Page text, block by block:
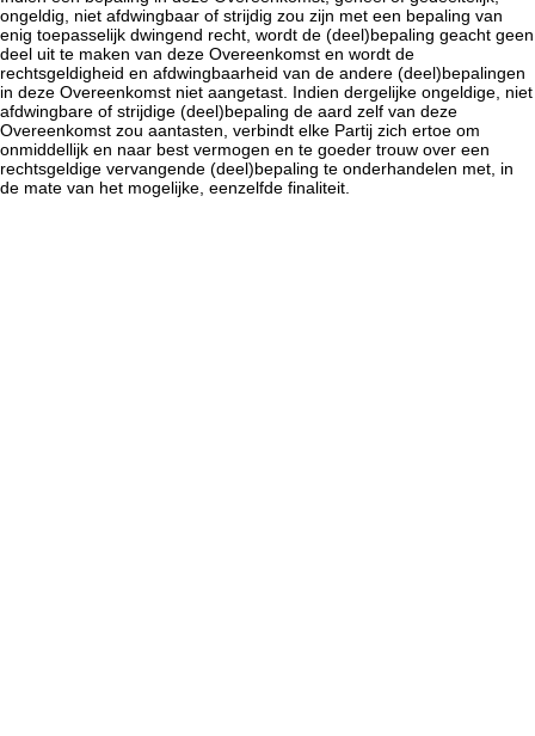
ongeldig, niet afdwingbaar of strijdig zou zijn met een bepaling van
enig toepasselijk dwingend recht, wordt de (deel)bepaling geacht geen
deel uit te maken van deze Overeenkomst en wordt de
rechtsgeldigheid en afdwingbaarheid van de andere (deel)bepalingen
in deze Overeenkomst niet aangetast. Indien dergelijke ongeldige, niet
afdwingbare of strijdige (deel)bepaling de aard zelf van deze
Overeenkomst zou aantasten, verbindt elke Partij zich ertoe om
onmiddellijk en naar best vermogen en te goeder trouw over een
rechtsgeldige vervangende (deel)bepaling te onderhandelen met, in
de mate van het mogelijke, eenzelfde finaliteit.